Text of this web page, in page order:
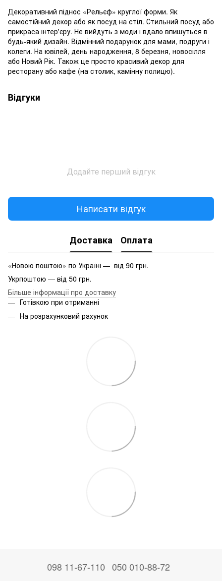
Декоративний піднос «Рельєф» круглої форми. Як
самостійний декор або як посуд на стіл. Стильний посуд або
прикраса інтер'єру. Не вийдуть з моди і вдало впишуться в
будь-який дизайн. Відмінний подарунок для мами, подруги і
колеги. На ювілей, день народження, 8 березня, новосілля
або Новий Рік. Також це просто красивий декор для
ресторану або кафе (на столик, камінну полицю).
Відгуки
Додайте перший відгук
Написати відгук
Доставка Оплата
«Новою поштою» по Україні — від 90 грн.
Укрпоштою — від 50 грн.
Більше інформації про доставку
Готівкою при отриманні
На розрахунковий рахунок
098 11-67-110 050 010-88-72